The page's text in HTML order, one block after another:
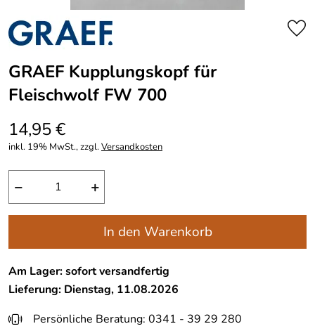
GRAEF Kupplungskopf für
Fleischwolf FW 700
14,95 €
inkl. 19% MwSt., zzgl.Versandkosten
− +
In den Warenkorb
Am Lager: sofort versandfertig
Lieferung: Dienstag, 11.08.2026
Persönliche Beratung: 0341 - 39 29 280